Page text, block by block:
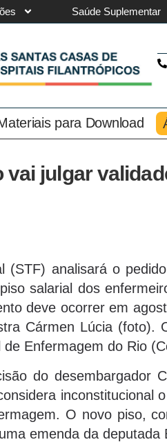
Saúde Suplementar
para Download
vai julgar
(STF) analisará o
salarial dos
deve ocorrer em
Cármen Lúcia (foto).
Enfermagem do Rio
do desembargador
inconstitucional
O novo piso,
emenda da deputada